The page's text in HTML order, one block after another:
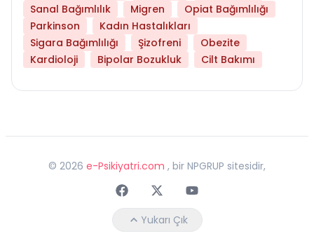
Sanal Bağımlılık
Migren
Opiat Bağımlılığı
Parkinson
Kadın Hastalıkları
Sigara Bağımlılığı
Şizofreni
Obezite
Kardioloji
Bipolar Bozukluk Cilt Bakımı
© 2026 e-Psikiyatri.com , bir NPGRUP sitesidir,
FaceebokTwitterYoutube
Yukarı Çık